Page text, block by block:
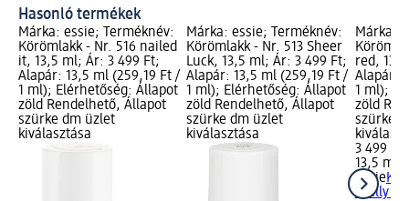
Hasonló termékek
Márka: essie; Terméknév:
Körömlakk - Nr. 516 nailed
it, 13,5 ml; Ár: 3 499 Ft;
Alapár: 13,5 ml (259,19 Ft /
1 ml); Elérhetőség: Állapot
zöld Rendelhető, Állapot
szürke dm üzlet
kiválasztása
Márka: essie; Terméknév:
Körömlakk - Nr. 513 Sheer
Luck, 13,5 ml; Ár: 3 499 Ft;
Alapár: 13,5 ml (259,19 Ft /
1 ml); Elérhetőség: Állapot
zöld Rendelhető, Állapot
szürke dm üzlet
kiválasztása
Márka:
red,
Alapár:
1 ml);
zöld
szürke
3 499 Ft
13,5 ml
essie
really